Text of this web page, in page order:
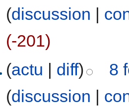
(discussion
(-201)
(actu | diff)
8
(discussion |